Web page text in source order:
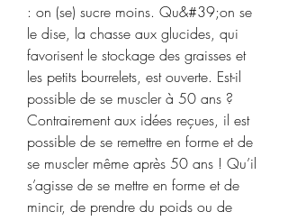
: on (se) sucre moins. Qu&#39;on se
le dise, la chasse aux glucides, qui
favorisent le stockage des graisses et
les petits bourrelets, est ouverte. Est-il
possible de se muscler à 50 ans ?
Contrairement aux idées reçues, il est
possible de se remettre en forme et de
se muscler même après 50 ans ! Qu’il
s’agisse de se mettre en forme et de
mincir, de prendre du poids ou de